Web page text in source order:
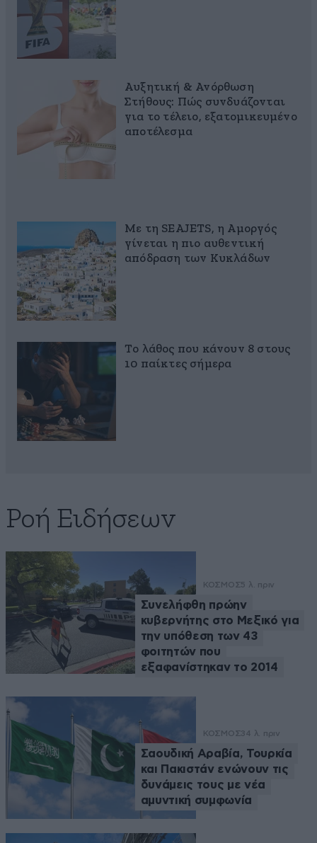
Αυξητική & Ανόρθωση
Στήθους: Πώς συνδυάζονται
για το τέλειο, εξατομικευμένο
αποτέλεσμα
Με τη SEAJETS, η Αμοργός
γίνεται η πιο αυθεντική
απόδραση των Κυκλάδων
Το λάθος που κάνουν 8 στους
10 παίκτες σήμερα
Ροή Ειδήσεων
ΚΟΣΜΟΣ5 λ. πριν
Συνελήφθη πρώην
κυβερνήτης στο Μεξικό για
την υπόθεση των 43
φοιτητών που
εξαφανίστηκαν το 2014
ΚΟΣΜΟΣ34 λ. πριν
Σαουδική Αραβία, Τουρκία
και Πακιστάν ενώνουν τις
δυνάμεις τους με νέα
αμυντική συμφωνία